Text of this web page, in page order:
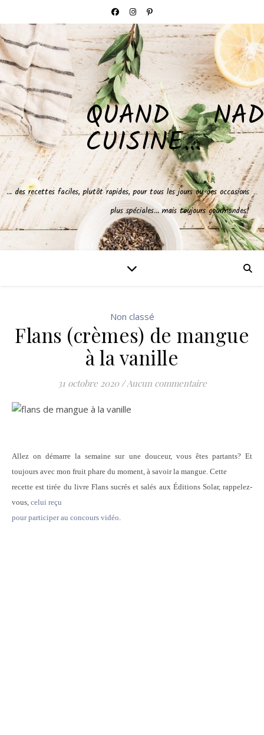
QUAND NAD
CUISINE…
… des recettes faciles, plutôt rapides, pour tous les jours ou des occasions
plus spéciales… mais toujours gourmandes!
Non classé
Flans (crèmes) de mangue
à la vanille
31 octobre 2020 /Aucun commentaire
Allez on démarre la semaine sur une douceur, vous êtes partants? Et
toujours avec mon fruit phare du moment, à savoir la mangue. Cette
recette est tirée du livre Flans sucrés et salés aux Éditions Solar, rappelez-
vous, celui reçu
pour participer au concours vidéo.